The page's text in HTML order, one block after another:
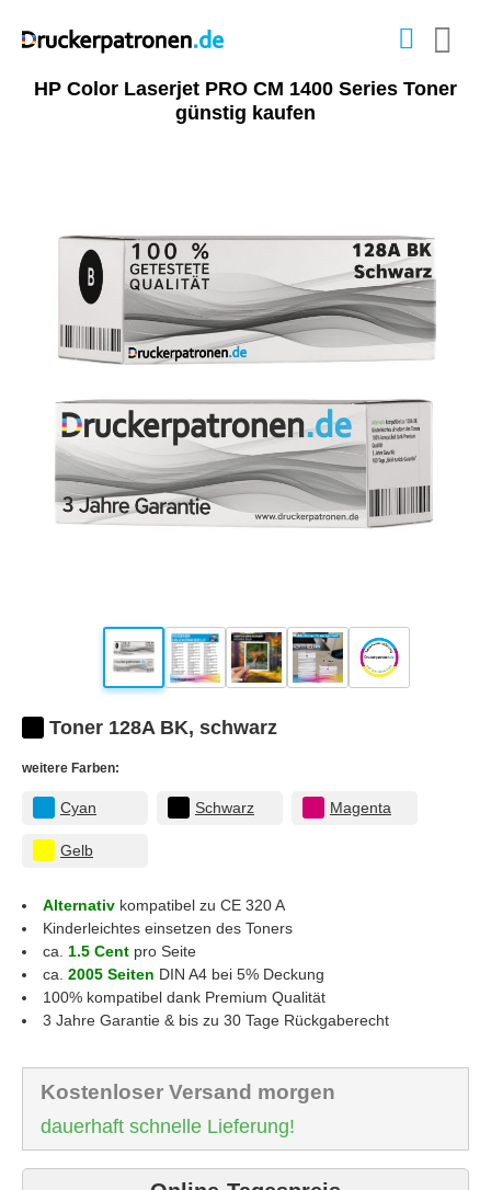
HP Color Laserjet PRO CM 1400 Series Toner
günstig kaufen
Toner 128A BK, schwarz
weitere Farben:
Cyan Schwarz Magenta
Gelb
Alternativ kompatibel zu CE 320 A
Kinderleichtes einsetzen des Toners
ca. 1.5 Cent pro Seite
ca. 2005 Seiten DIN A4 bei 5% Deckung
100% kompatibel dank Premium Qualität
3 Jahre Garantie & bis zu 30 Tage Rückgaberecht
Kostenloser Versand morgen
dauerhaft schnelle Lieferung!